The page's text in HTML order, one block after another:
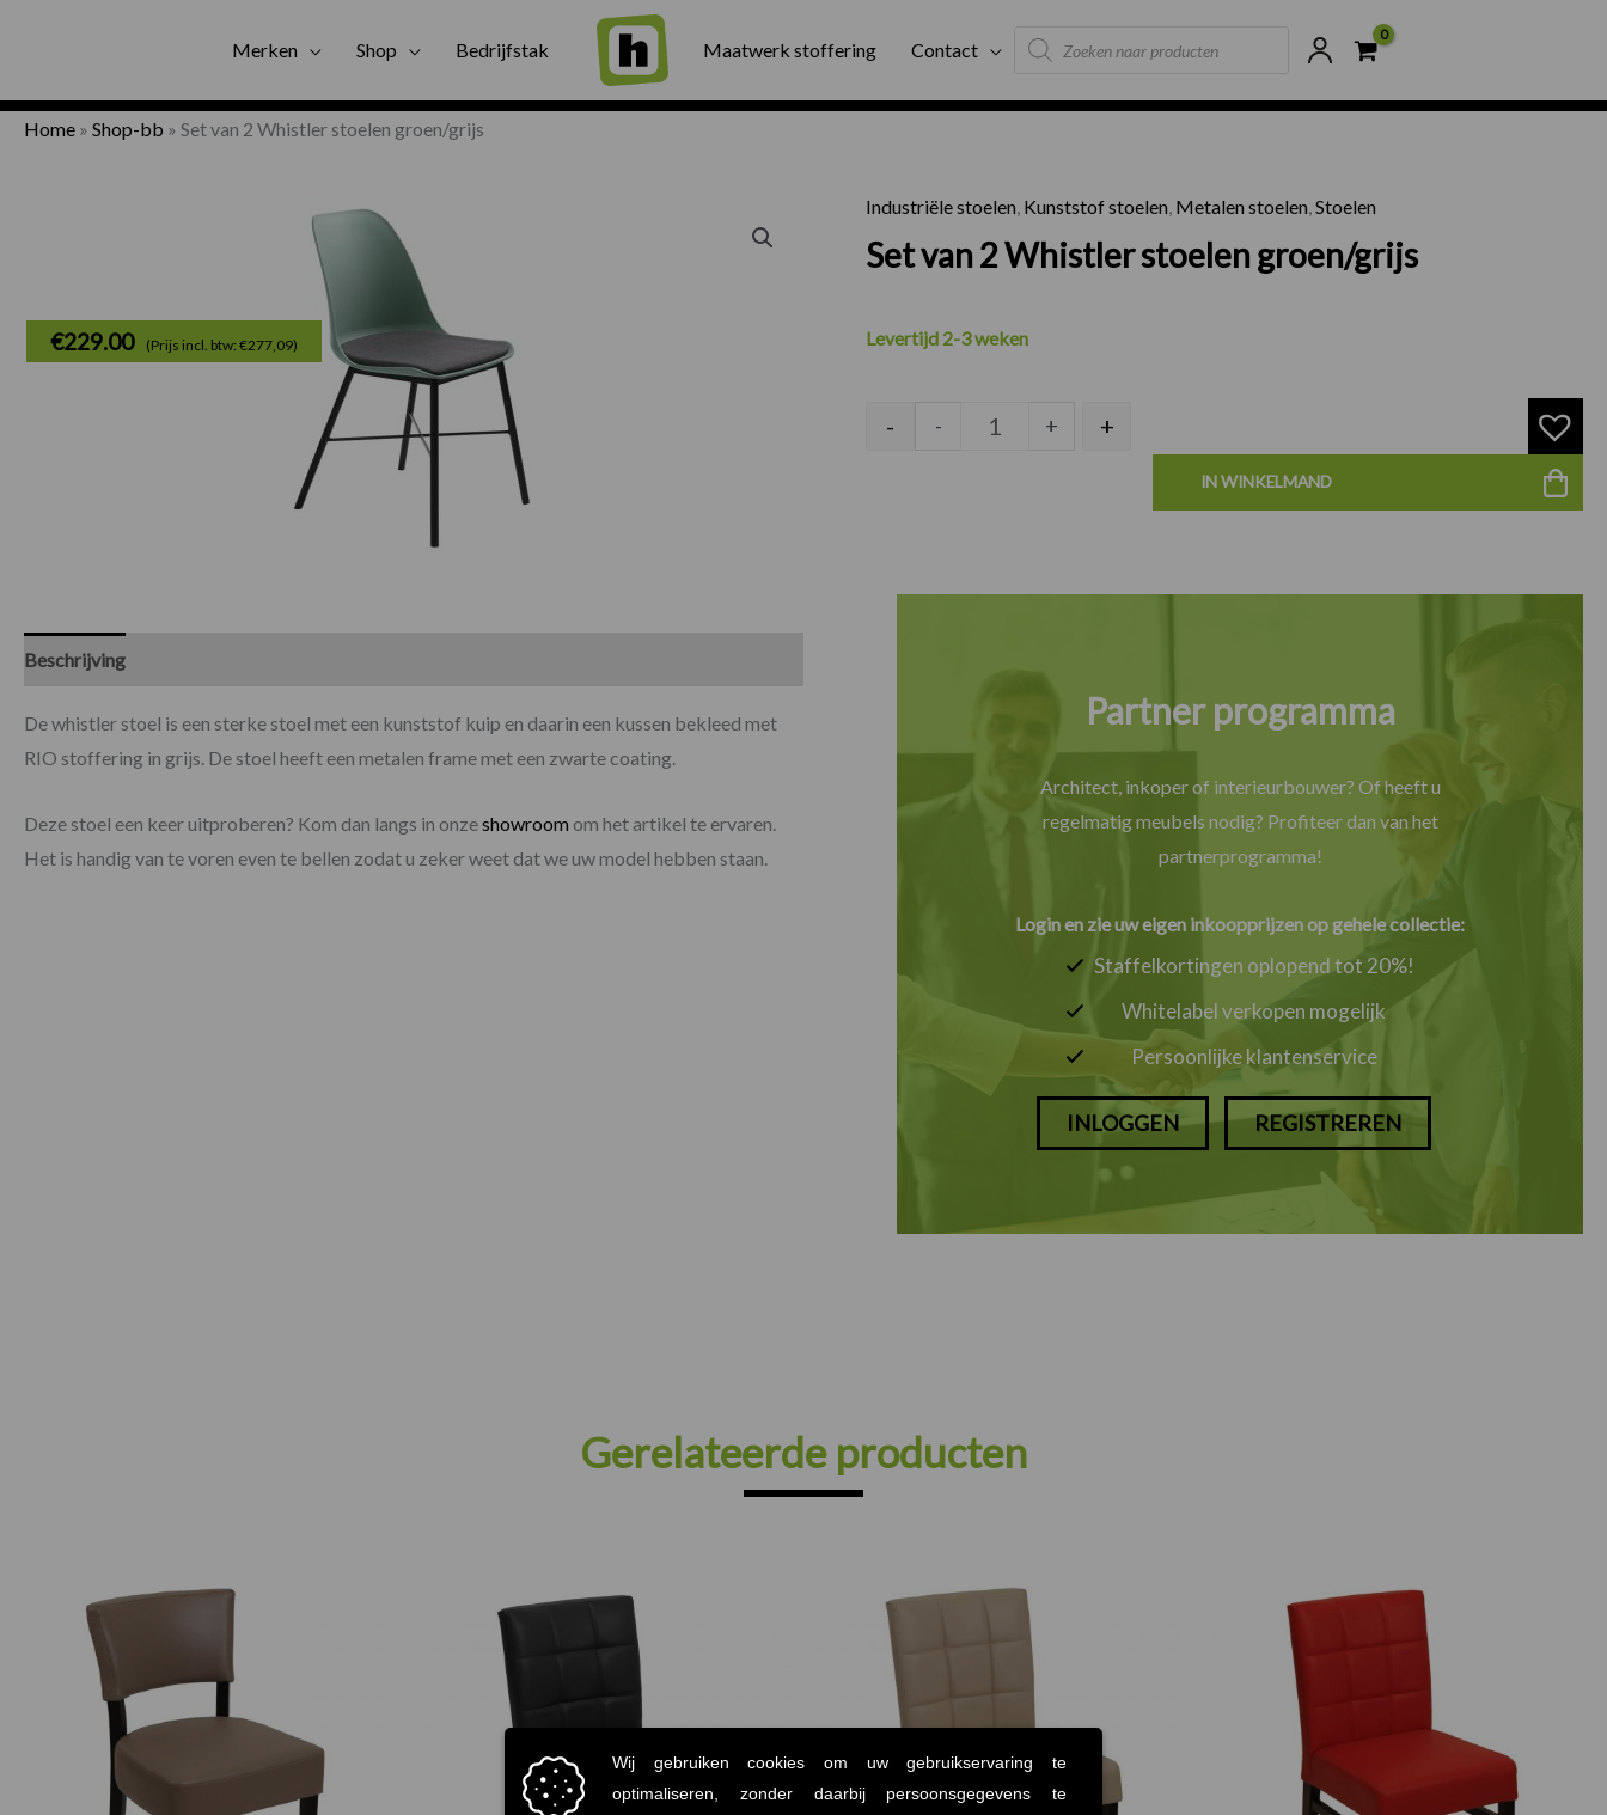
Merken Shop Bedrijfstak Maatwerk stoffering Contact
Products
search
Gratis bezorging Binnen twee werkdagen geleverd Externe voorraad Scherpste prijzen van NL
Home » Shop-bb » Set van 2 Whistler stoelen groen/grijs
Industriële stoelen, Kunststof stoelen, Metalen stoelen,Stoelen
Set van 2 Whistler stoelen groen/grijs
€229.00 (Prijs incl. btw: €277,09) Levertijd 2-3 weken
Set van 2 Whistler stoelen groen/grijs aantal
- - + +
IN WINKELMAND
Beschrijving
De whistler stoel is een sterke stoel met een kunststof kuip en daarin een kussen bekleed met
RIO stoffering in grijs. De stoel heeft een metalen frame met een zwarte coating.
Deze stoel een keer uitproberen? Kom dan langs in onzeshowroom om het artikel te ervaren.
Het is handig van te voren even te bellen zodat u zeker weet dat we uw model hebben staan.
Partner programma
Architect, inkoper of interieurbouwer? Of heeft u
regelmatig meubels nodig? Profiteer dan van het
partnerprogramma!
Login en zie uw eigen inkoopprijzen op gehele collectie:
Staffelkortingen oplopend tot 20%!
Whitelabel verkopen mogelijk
Persoonlijke klantenservice
INLOGGEN REGISTREREN
Gerelateerde producten